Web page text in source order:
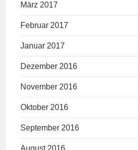
März 2017
Februar 2017
Januar 2017
Dezember 2016
November 2016
Oktober 2016
September 2016